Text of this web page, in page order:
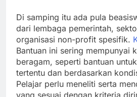
Di samping itu ada pula
dari lembaga pemerintah,
organisasi non-profit spesifik.
Bantuan ini sering mempunyai
beragam, seperti bantuan
tertentu dan berdasarkan
Pelajar perlu meneliti serta